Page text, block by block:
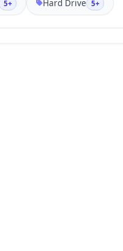
5+ Hard Drive 5+